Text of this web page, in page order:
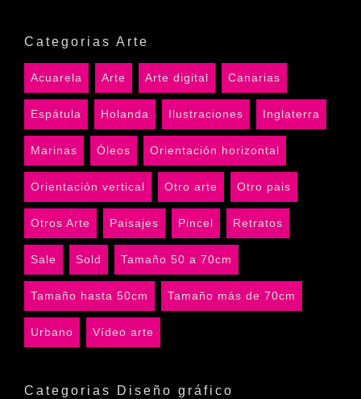
Categorias Arte
Acuarela Arte Arte digital Canarias
Espátula Holanda Ilustraciones Inglaterra
Marinas Óleos Orientación horizontal
Orientación vertical Otro arte Otro pais
Otros Arte Paisajes Pincel Retratos
Sale Sold Tamaño 50 a 70cm
Tamaño hasta 50cm Tamaño más de 70cm
Urbano Vídeo arte
Categorias Diseño gráfico